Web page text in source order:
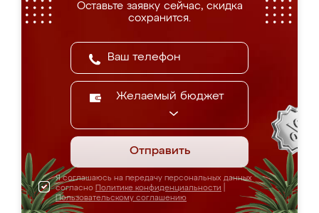
Оставьте заявку сейчас, скидка
сохранится.
Желаемый бюджет
Отправить
Я соглашаюсь на передачу персональных данных
согласно Политике конфиденциальности
Пользовательскому соглашению